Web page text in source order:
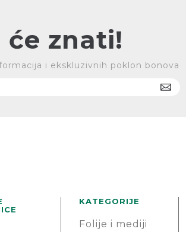
znati!
i ekskluzivnih poklon bonova
KATEGORIJE
Folije i mediji